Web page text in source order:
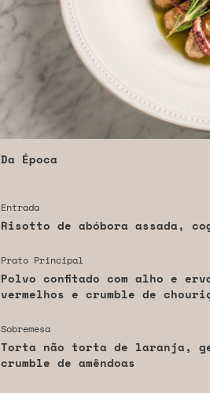
Da Época
Entrada
Risotto de abóbora assada,
Prato Principal
Polvo confitado com alho e
vermelhos e crumble de
Sobremesa
Torta não torta de laranja,
crumble de amêndoas